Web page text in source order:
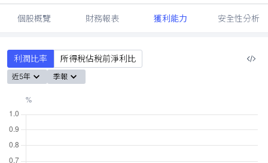
個股概覽 財務報表 獲利能力 安全性分析
利潤比率 所得稅佔稅前淨利比
近5年 季報